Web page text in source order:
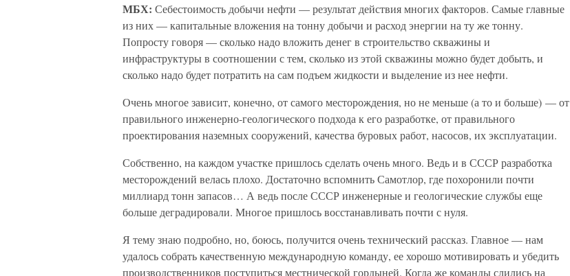
МБХ: Себестоимость добычи нефти — результат действия многих факторов. Самые главные
из них — капитальные вложения на тонну добычи и расход энергии на ту же тонну.
Попросту говоря — сколько надо вложить денег в строительство скважины и
инфраструктуры в соотношении с тем, сколько из этой скважины можно будет добыть, и
сколько надо будет потратить на сам подъем жидкости и выделение из нее нефти.
Очень многое зависит, конечно, от самого месторождения, но не меньше (а то и больше) — от
правильного инженерно-геологического подхода к его разработке, от правильного
проектирования наземных сооружений, качества буровых работ, насосов, их эксплуатации.
Собственно, на каждом участке пришлось сделать очень много. Ведь и в СССР разработка
месторождений велась плохо. Достаточно вспомнить Самотлор, где похоронили почти
миллиард тонн запасов… А ведь после СССР инженерные и геологические службы еще
больше деградировали. Многое пришлось восстанавливать почти с нуля.
Я тему знаю подробно, но, боюсь, получится очень технический рассказ. Главное — нам
удалось собрать качественную международную команду, ее хорошо мотивировать и убедить
производственников поступиться местнической гордыней. Когда же команды слились на